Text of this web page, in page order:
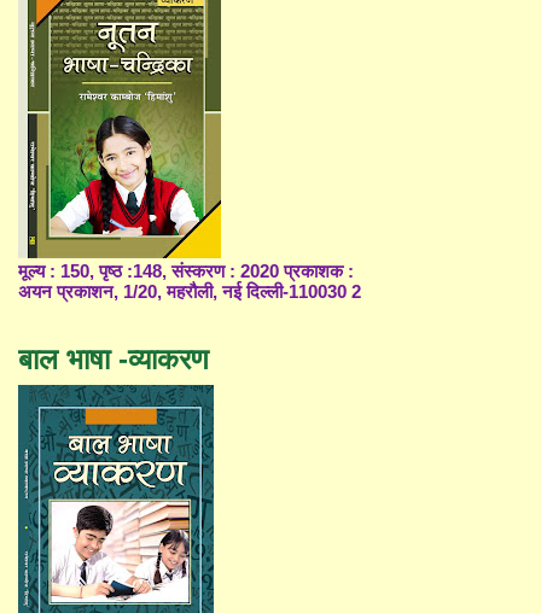
मूल्य : 150, पृष्ठ :148, संस्करण : 2020 प्रकाशक :
अयन प्रकाशन, 1/20, महरौली, नई दिल्ली-110030 2
बाल भाषा -व्याकरण